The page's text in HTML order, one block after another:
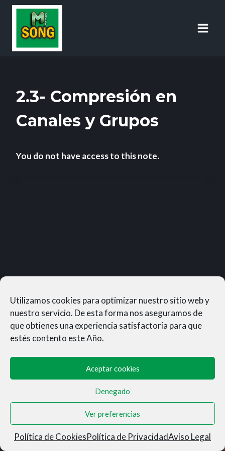
Utilizamos cookies para optimizar nuestro sitio web y
nuestro servicio. De esta forma nos aseguramos de
que obtienes una experiencia satisfactoria para que
estés contento este Año.
Aceptar cookies
Denegado
Ver preferencias
Política de CookiesPolítica de PrivacidadAviso Legal
2.3- Compresión en
Canales y Grupos
You do not have access to this note.
MUNERASONG®- © 2026
Aviso Legal|Privacidad|Condiciones de Venta|
Cookies